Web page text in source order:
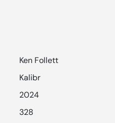
Ken Follett
Kalibr
2024
328